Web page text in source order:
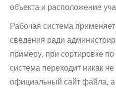
объекта и расположение
Рабочая система
сведения ради
примеру, при сортировке
система переходит никак
официальный сайт файла,